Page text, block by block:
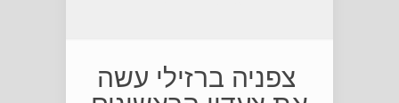
צפניה ברזילי עשה